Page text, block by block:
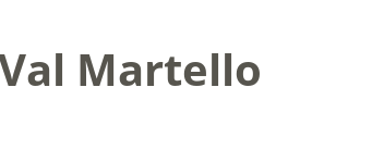
Martello